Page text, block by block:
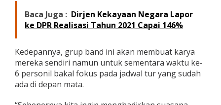
Baca Juga : Dirjen Kekayaan Negara Lapor
ke DPR Realisasi Tahun 2021 Capai 146%
Kedepannya, grup band ini akan membuat karya
mereka sendiri namun untuk sementara waktu ke-
6 personil bakal fokus pada jadwal tur yang sudah
ada di depan mata.